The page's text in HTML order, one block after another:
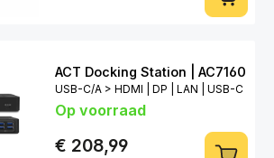
ACT Docking Station | AC7160
USB-C/A > HDMI | DP | LAN | USB-C
| USB-A | 3,5mm
Op voorraad
€ 208,99